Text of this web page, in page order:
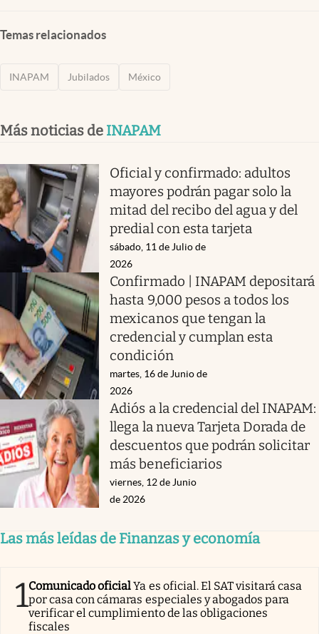
Temas relacionados
INAPAM Jubilados México
Más noticias de INAPAM
Oficial y confirmado: adultos
mayores podrán pagar solo la
mitad del recibo del agua y del
predial con esta tarjeta
sábado, 11 de Julio de
2026
Confirmado | INAPAM depositará
hasta 9,000 pesos a todos los
mexicanos que tengan la
credencial y cumplan esta
condición
martes, 16 de Junio de
2026
Adiós a la credencial del INAPAM:
llega la nueva Tarjeta Dorada de
descuentos que podrán solicitar
más beneficiarios
viernes, 12 de Junio
de 2026
Las más leídas de Finanzas y economía
1Comunicado oficialYa es oficial. El SAT visitará casa
por casa con cámaras especiales y abogados para
verificar el cumplimiento de las obligaciones
fiscales